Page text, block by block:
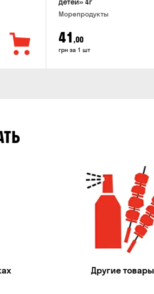
Морепродукты
41 ,00
грн за 1 шт
Другие товары